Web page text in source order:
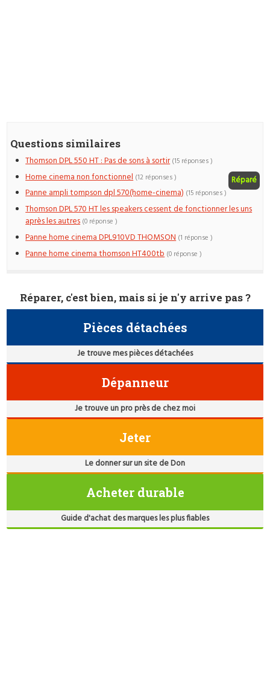
Questions similaires
Thomson DPL 550 HT : Pas de sons à sortir (15 réponses )
Home cinema non fonctionnel Réparé
(12 réponses )
Panne ampli tompson dpl 570(home-cinema) (15 réponses )
Thomson DPL 570 HT les speakers cessent de fonctionner les uns
après les autres (0 réponse )
Panne home cinema DPL910VD THOMSON (1 réponse )
Panne home cinema thomson HT400tb (0 réponse )
Réparer, c'est bien, mais si je n'y arrive pas ?
Pièces détachées
Je trouve mes pièces détachées
Dépanneur
Je trouve un pro près de chez moi
Jeter
Le donner sur un site de Don
Acheter durable
Guide d'achat des marques les plus fiables